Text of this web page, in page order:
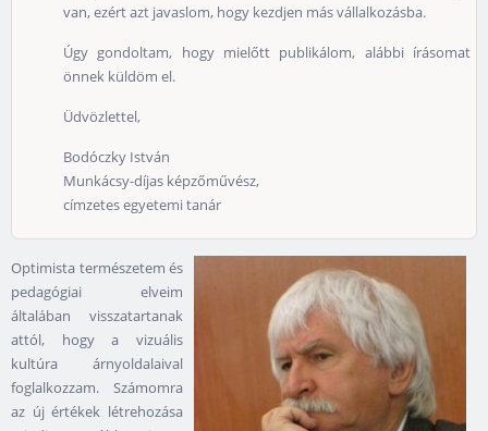
van, ezért azt javaslom, hogy kezdjen más vállalkozásba.
Úgy gondoltam, hogy mielőtt publikálom, alábbi írásomat
önnek küldöm el.
Üdvözlettel,
Bodóczky István
Munkácsy-díjas képzőművész,
címzetes egyetemi tanár
Optimista természetem és
pedagógiai elveim
általában visszatartanak
attól, hogy a vizuális
kultúra árnyoldalaival
foglalkozzam. Számomra
az új értékek létrehozása